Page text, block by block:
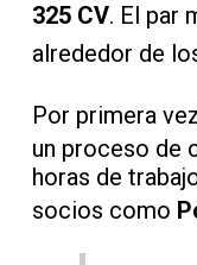
325 CV. El par
alrededor de
Por primera
un proceso de
horas de
socios como